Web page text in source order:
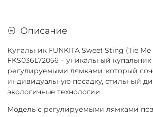
Описание
Купальник FUNKITA Sweet Sting (Tie
FKS036L72066 – уникальный купальник
регулируемыми лямками, который
индивидуальную посадку, стильный
экологичные технологии.
Модель с регулируемыми лямками